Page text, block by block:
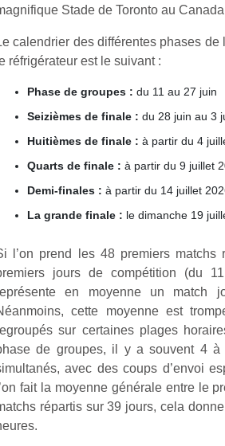
Stade de Toronto au
calendrier des différentes phases
réfrigérateur est le suivant :
Phase de groupes : du 11 au 27 juin
Seizièmes de finale : du 28 juin au 3
Huitièmes de finale : à partir du 4
Quarts de finale : à partir du 9 juillet
Demi-finales : à partir du 14 juillet
La grande finale : le dimanche 19
l’on prend les 48 premiers matchs
jours de compétition (du
en moyenne un match
cette moyenne est
sur certaines plages
de groupes, il y a souvent 4 à
avec des coups d’envoi
l’on fait la moyenne générale entre le
répartis sur 39 jours, cela